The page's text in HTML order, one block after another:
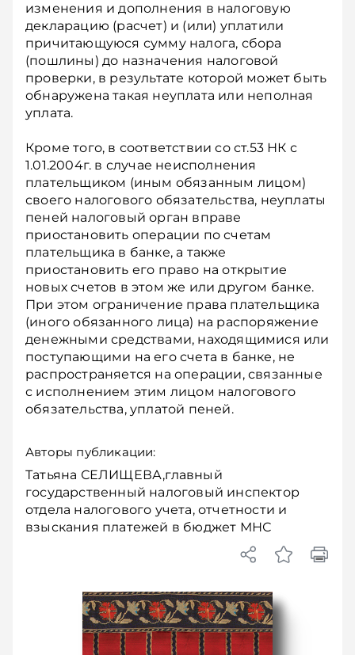
изменения и дополнения в налоговую
декларацию (расчет) и (или) уплатили
причитающуюся сумму налога, сбора
(пошлины) до назначения налоговой
проверки, в результате которой может быть
обнаружена такая неуплата или неполная
уплата.
Кроме того, в соответствии со ст.53 НК с
1.01.2004г. в случае неисполнения
плательщиком (иным обязанным лицом)
своего налогового обязательства, неуплаты
пеней налоговый орган вправе
приостановить операции по счетам
плательщика в банке, а также
приостановить его право на открытие
новых счетов в этом же или другом банке.
При этом ограничение права плательщика
(иного обязанного лица) на распоряжение
денежными средствами, находящимися или
поступающими на его счета в банке, не
распространяется на операции, связанные
с исполнением этим лицом налогового
обязательства, уплатой пеней.
Авторы публикации:
Татьяна СЕЛИЩЕВА,главный
государственный налоговый инспектор
отдела налогового учета, отчетности и
взыскания платежей в бюджет МНС